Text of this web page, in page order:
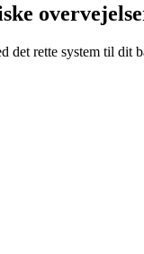
det rette system til dit